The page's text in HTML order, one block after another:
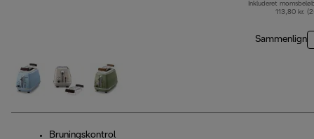
Inkluderet
113,80 kr.
Sammenlign
Bruningskontrol